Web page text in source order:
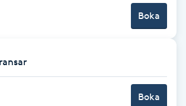
Boka
Boka